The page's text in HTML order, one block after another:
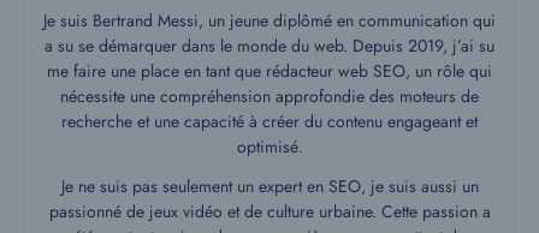
Je suis Bertrand Messi, un jeune diplômé en communication qui
a su se démarquer dans le monde du web. Depuis 2019, j’ai su
me faire une place en tant que rédacteur web SEO, un rôle qui
nécessite une compréhension approfondie des moteurs de
recherche et une capacité à créer du contenu engageant et
optimisé.
Je ne suis pas seulement un expert en SEO, je suis aussi un
passionné de jeux vidéo et de culture urbaine. Cette passion a